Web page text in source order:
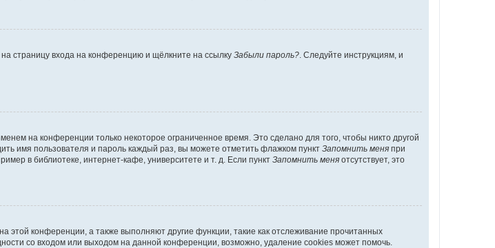
страницу входа на конференцию и щёлкните на ссылку Забыли пароль? . Следуйте инструкциям, и
на конференции только некоторое ограниченное время. Это сделано для того, чтобы никто другой
имя пользователя и пароль каждый раз, вы можете отметить флажком пункт Запомнить меня при
в библиотеке, интернет-кафе, университете и т. д. Если пункт Запомнить меня отсутствует, это
конференции, а также выполняют другие функции, такие как отслеживание прочитанных
со входом или выходом на данной конференции, возможно, удаление cookies может помочь.